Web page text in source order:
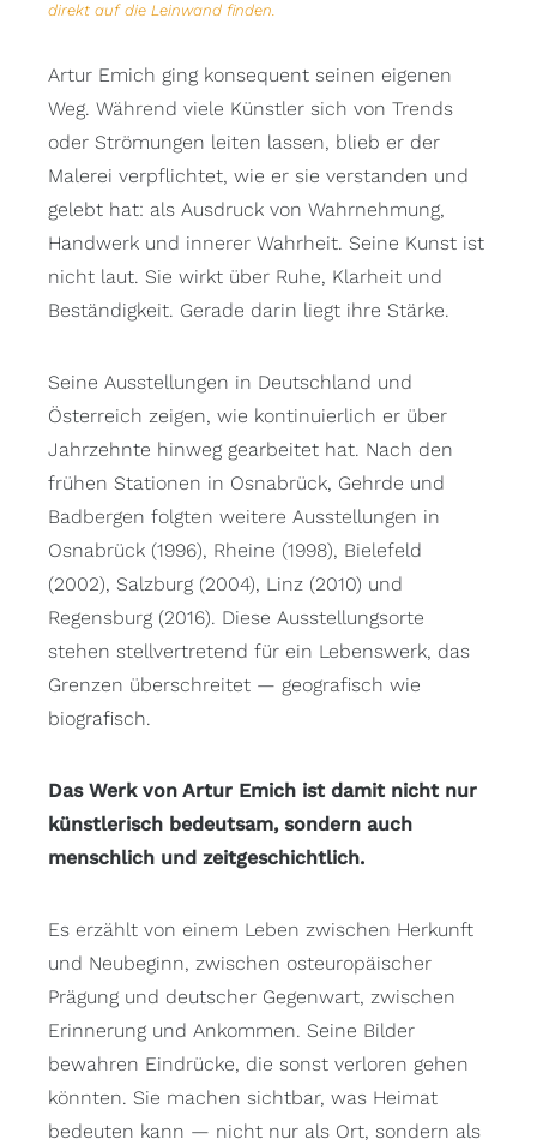
direkt auf die Leinwand finden.
Artur Emich ging konsequent seinen eigenen
Weg. Während viele Künstler sich von Trends
oder Strömungen leiten lassen, blieb er der
Malerei verpflichtet, wie er sie verstanden und
gelebt hat: als Ausdruck von Wahrnehmung,
Handwerk und innerer Wahrheit. Seine Kunst ist
nicht laut. Sie wirkt über Ruhe, Klarheit und
Beständigkeit. Gerade darin liegt ihre Stärke.
Seine Ausstellungen in Deutschland und
Österreich zeigen, wie kontinuierlich er über
Jahrzehnte hinweg gearbeitet hat. Nach den
frühen Stationen in Osnabrück, Gehrde und
Badbergen folgten weitere Ausstellungen in
Osnabrück (1996), Rheine (1998), Bielefeld
(2002), Salzburg (2004), Linz (2010) und
Regensburg (2016). Diese Ausstellungsorte
stehen stellvertretend für ein Lebenswerk, das
Grenzen überschreitet — geografisch wie
biografisch.
Das Werk von Artur Emich ist damit nicht nur
künstlerisch bedeutsam, sondern auch
menschlich und zeitgeschichtlich.
Es erzählt von einem Leben zwischen Herkunft
und Neubeginn, zwischen osteuropäischer
Prägung und deutscher Gegenwart, zwischen
Erinnerung und Ankommen. Seine Bilder
bewahren Eindrücke, die sonst verloren gehen
könnten. Sie machen sichtbar, was Heimat
bedeuten kann — nicht nur als Ort, sondern als